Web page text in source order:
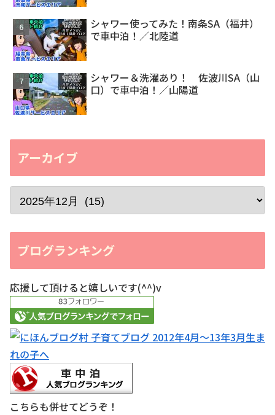
シャワー使ってみた！南条SA（福井）
で車中泊！／北陸道
シャワー＆洗濯あり！ 佐波川SA（山
口）で車中泊！／山陽道
アーカイブ
ブログランキング
応援して頂けると嬉しいです(^^)v
こちらも併せてどうぞ！